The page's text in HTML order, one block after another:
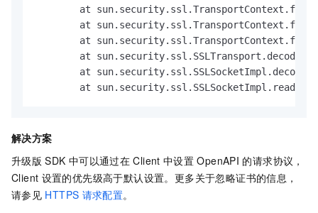
at
at
at
at
at
at
解决方案
升级版 SDK 中可以通过在 Client 中设置 OpenAPI 的请求协议，
Client 设置的优先级高于默认设置。更多关于忽略证书的信息，
请参见 HTTPS 请求配置。